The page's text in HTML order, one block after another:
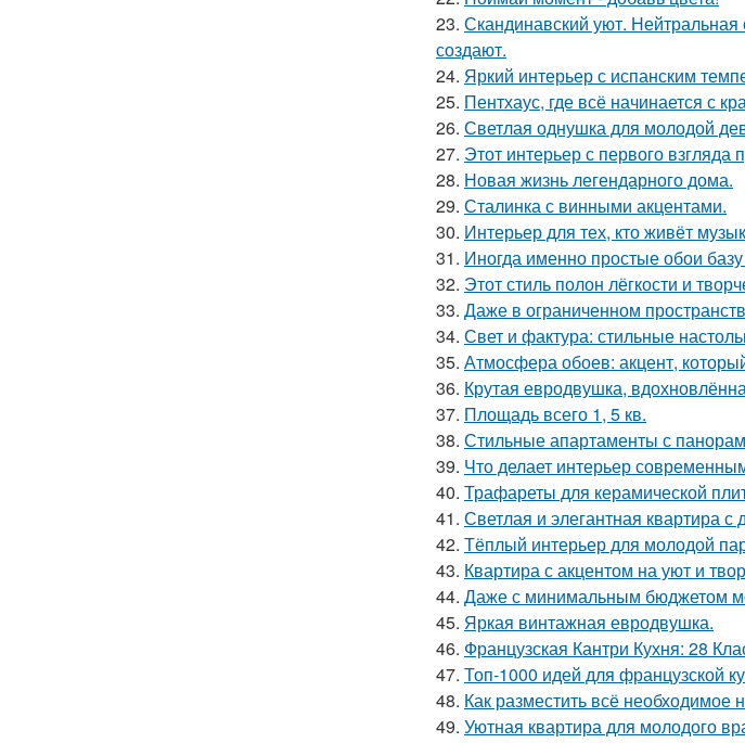
23. Скандинавский уют.
создают.
24. Яркий интерьер с испанским
25. Пентхаус, где всё начинается с
26. Светлая однушка для молодой
27. Этот интерьер с первого
28. Новая жизнь легендарного дома.
29. Сталинка с винными акцентами.
30. Интерьер для тех, кто живёт
31. Иногда именно простые обои
32. Этот стиль полон лёгкости и
33. Даже в ограниченном
34. Свет и фактура: стильные
35. Атмосфера обоев: акцент,
36. Крутая евродвушка,
37. Площадь всего 1, 5 кв.
38. Стильные апартаменты с
39. Что делает интерьер
40. Трафареты для керамической
41. Светлая и элегантная квартира с
42. Тёплый интерьер для молодой
43. Квартира с акцентом на уют и
44. Даже с минимальным бюджетом
45. Яркая винтажная евродвушка.
46. Французская Кантри Кухня: 28
47. Топ-1000 идей для французской
48. Как разместить всё необходимое
49. Уютная квартира для молодого